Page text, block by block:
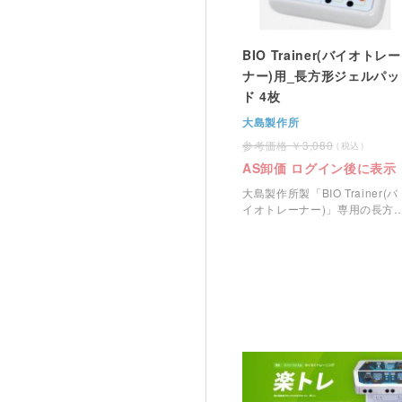
BIO Trainer(バイオトレー
ナー)用_長方形ジェルパッ
ド 4枚
大島製作所
3,080
AS卸価 ログイン後に表示
大島製作所製「BIO Trainer(バ
イオトレーナー)」専用の長方